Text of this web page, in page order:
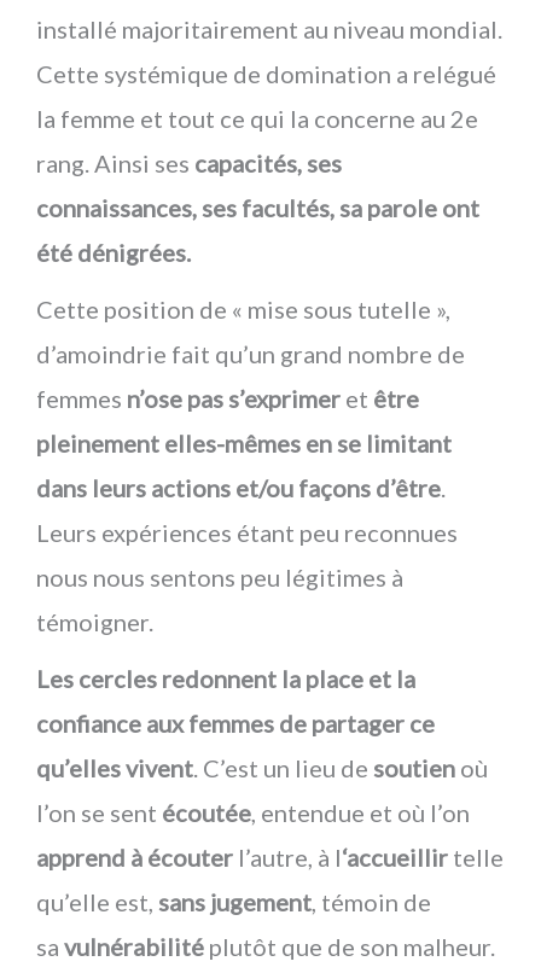
installé majoritairement au niveau mondial.
Cette systémique de domination a relégué
la femme et tout ce qui la concerne au 2e
rang. Ainsi ses capacités, ses
connaissances, ses facultés, sa parole ont
été dénigrées.
Cette position de « mise sous tutelle »,
d’amoindrie fait qu’un grand nombre de
femmes n’ose pas s’exprimer et être
pleinement elles-mêmes en se limitant
dans leurs actions et/ou façons d’être.
Leurs expériences étant peu reconnues
nous nous sentons peu légitimes à
témoigner.
Les cercles redonnent la place et la
confiance aux femmes de partager ce
qu’elles vivent. C’est un lieu de soutien où
l’on se sent écoutée, entendue et où l’on
apprend à écouter l’autre, à l‘accueillir telle
qu’elle est, sans jugement, témoin de
sa vulnérabilité plutôt que de son malheur.